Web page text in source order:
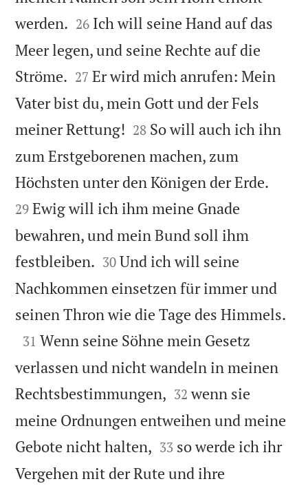
werden. 

26 Ich will seine Hand auf das
Meer legen, und seine Rechte auf die
Ströme. 

27 Er wird mich anrufen: Mein
Vater bist du, mein Gott und der Fels
meiner Rettung! 

28 So will auch ich ihn
zum Erstgeborenen machen, zum
Höchsten unter den Königen der Erde.
29 Ewig will ich ihm meine Gnade
bewahren, und mein Bund soll ihm
festbleiben. 

30 Und ich will seine
Nachkommen einsetzen für immer und
seinen Thron wie die Tage des Himmels.

31 Wenn seine Söhne mein Gesetz
verlassen und nicht wandeln in meinen
Rechtsbestimmungen, 

32 wenn sie
meine Ordnungen entweihen und meine
Gebote nicht halten, 

33 so werde ich ihr
Vergehen mit der Rute und ihre